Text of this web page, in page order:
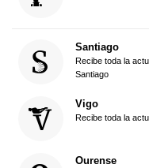
Santiago
Recibe toda la
Santiago
Vigo
Recibe toda la
Ourense